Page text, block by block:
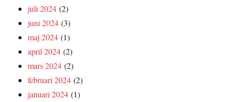
juli 2024 (2)
juni 2024 (3)
maj 2024 (1)
april 2024 (2)
mars 2024 (2)
februari 2024 (2)
januari 2024 (1)